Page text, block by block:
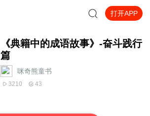
打开APP
《典籍中的成语故事》-奋斗践行
篇
咪奇熊童书
3210 43